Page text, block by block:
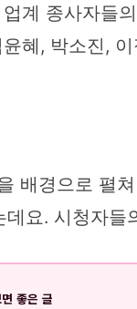
계 종사자들
혜, 박소진,
배경으로
요. 시청자
좋은 글